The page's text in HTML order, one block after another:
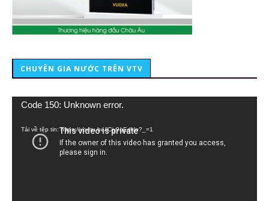
CHUYÊN GIA NƯỚC TRÊN VTV
Trình
Code 150: Unknown error.
Tải về tệp tin: https://youtu.be/lCiy9qEdklo?_=1